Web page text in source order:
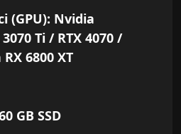
(GPU): Nvidia
Ti / RTX 4070 /
6800 XT
GB SSD